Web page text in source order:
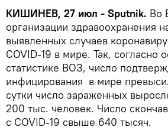
КИШИНЕВ, 27 июл - Sputnik. Во
организации здравоохранения
выявленных случаев
COVID-19 в мире. Так, согласно
статистике ВОЗ, число
инфицирования в мире
сутки число зараженных
200 тыс. человек. Число
с COVID-19 свыше 640 тысяч.